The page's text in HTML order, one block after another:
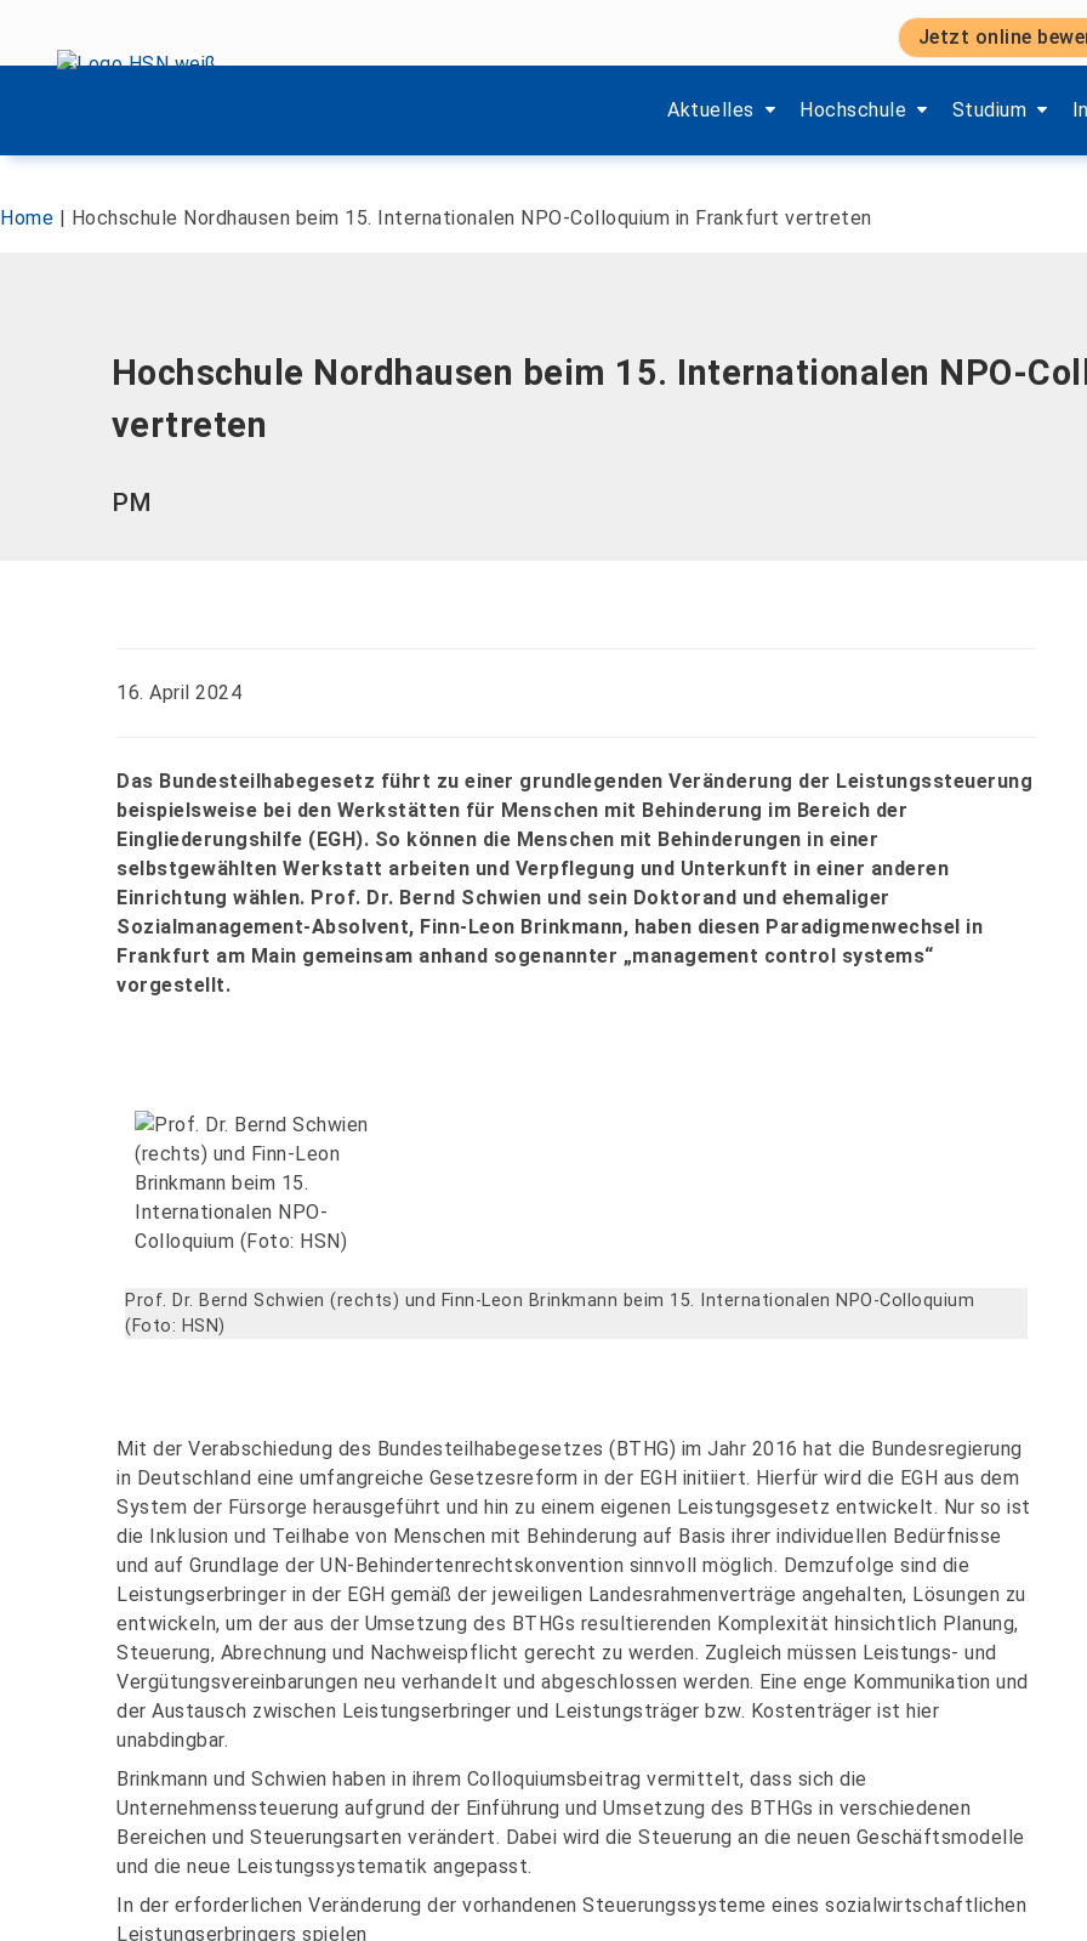
Jetzt online
Aktuelles
Zeige Menü-Unterpunkte von 'Aktuelles'.
Hochschule
Zeige Menü-Unterpunkte von
Studium
Zeige Menü-
Home | Hochschule Nordhausen beim 15. Internationalen NPO-Colloquium in Frankfurt vertreten
Hochschule Nordhausen beim 15. Internationalen NPO-
vertreten
PM
16. April 2024
Das Bundesteilhabegesetz führt zu einer grundlegenden Veränderung der Leistungssteuerung
beispielsweise bei den Werkstätten für Menschen mit Behinderung im Bereich der
Eingliederungshilfe (EGH). So können die Menschen mit Behinderungen in einer
selbstgewählten Werkstatt arbeiten und Verpflegung und Unterkunft in einer anderen
Einrichtung wählen. Prof. Dr. Bernd Schwien und sein Doktorand und ehemaliger
Sozialmanagement-Absolvent, Finn-Leon Brinkmann, haben diesen Paradigmenwechsel in
Frankfurt am Main gemeinsam anhand sogenannter „management control systems“
vorgestellt.
Prof. Dr. Bernd Schwien (rechts) und Finn-Leon Brinkmann beim 15. Internationalen NPO-Colloquium
(Foto: HSN)
Mit der Verabschiedung des Bundesteilhabegesetzes (BTHG) im Jahr 2016 hat die Bundesregierung
in Deutschland eine umfangreiche Gesetzesreform in der EGH initiiert. Hierfür wird die EGH aus dem
System der Fürsorge herausgeführt und hin zu einem eigenen Leistungsgesetz entwickelt. Nur so ist
die Inklusion und Teilhabe von Menschen mit Behinderung auf Basis ihrer individuellen Bedürfnisse
und auf Grundlage der UN-Behindertenrechtskonvention sinnvoll möglich. Demzufolge sind die
Leistungserbringer in der EGH gemäß der jeweiligen Landesrahmenverträge angehalten, Lösungen zu
entwickeln, um der aus der Umsetzung des BTHGs resultierenden Komplexität hinsichtlich Planung,
Steuerung, Abrechnung und Nachweispflicht gerecht zu werden. Zugleich müssen Leistungs- und
Vergütungsvereinbarungen neu verhandelt und abgeschlossen werden. Eine enge Kommunikation und
der Austausch zwischen Leistungserbringer und Leistungsträger bzw. Kostenträger ist hier
unabdingbar.
Brinkmann und Schwien haben in ihrem Colloquiumsbeitrag vermittelt, dass sich die
Unternehmenssteuerung aufgrund der Einführung und Umsetzung des BTHGs in verschiedenen
Bereichen und Steuerungsarten verändert. Dabei wird die Steuerung an die neuen Geschäftsmodelle
und die neue Leistungssystematik angepasst.
In der erforderlichen Veränderung der vorhandenen Steuerungssysteme eines sozialwirtschaftlichen
Leistungserbringers spielen